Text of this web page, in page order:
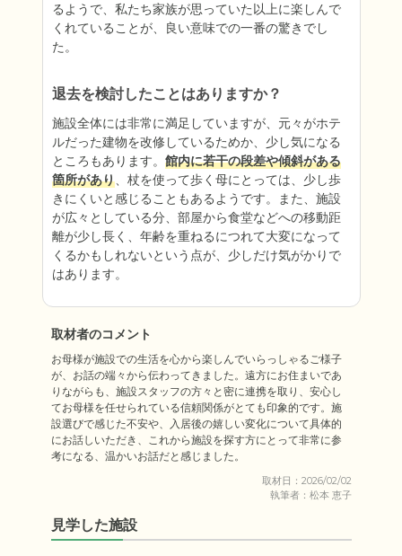
るようで、私たち家族が思っていた以上に楽しんで
くれていることが、良い意味での一番の驚きでし
た。
退去を検討したことはありますか？
施設全体には非常に満足していますが、元々がホテ
ルだった建物を改修しているためか、少し気になる
ところもあります。 館内に若干の段差や傾斜がある
箇所があり、杖を使って歩く母にとっては、少し歩
きにくいと感じることもあるようです。また、施設
が広々としている分、部屋から食堂などへの移動距
離が少し長く、年齢を重ねるにつれて大変になって
くるかもしれないという点が、少しだけ気がかりで
はあります。
取材者のコメント
お母様が施設での生活を心から楽しんでいらっしゃるご様子
が、お話の端々から伝わってきました。遠方にお住まいであ
りながらも、施設スタッフの方々と密に連携を取り、安心し
てお母様を任せられている信頼関係がとても印象的です。施
設選びで感じた不安や、入居後の嬉しい変化について具体的
にお話しいただき、これから施設を探す方にとって非常に参
考になる、温かいお話だと感じました。
取材日：2026/02/02
執筆者：松本 恵子
見学した施設